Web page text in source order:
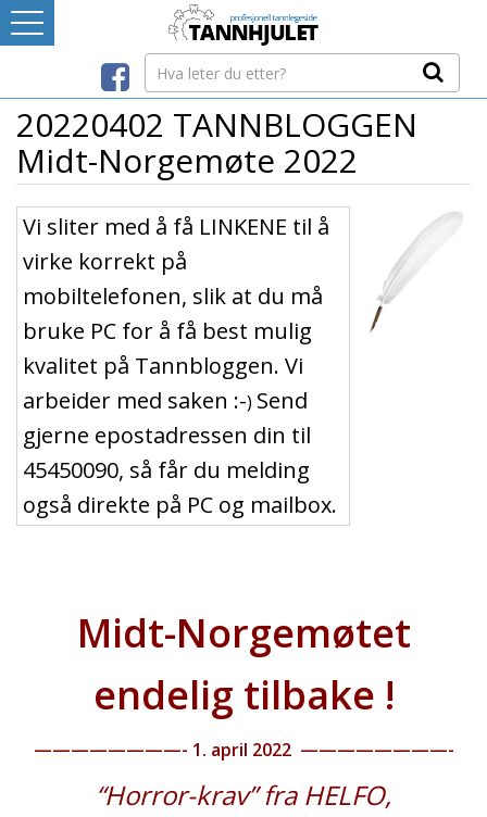
LEVERANDØRREGISTER
TANNBLOGGEN
MEDIA-INFO
INTERNETT-RESSURSER
Avtaleboken
Ditt Tannhjul
20220402 TANNBLOGGEN
Midt-Norgemøte 2022
Vi sliter med å få LINKENE til å
virke korrekt på
mobiltelefonen, slik at du må
bruke PC for å få best mulig
kvalitet på Tannbloggen. Vi
arbeider med saken :-) Send
gjerne epostadressen din til
45450090, så får du melding
også direkte på PC og mailbox.
Midt-Norgemøtet
endelig tilbake !
————————- 1. april 2022 ————————-
“Horror-krav” fra HELFO,
Logg inn
Mistet ditt passord?